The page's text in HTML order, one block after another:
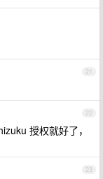
21
22
授权就好了，
23